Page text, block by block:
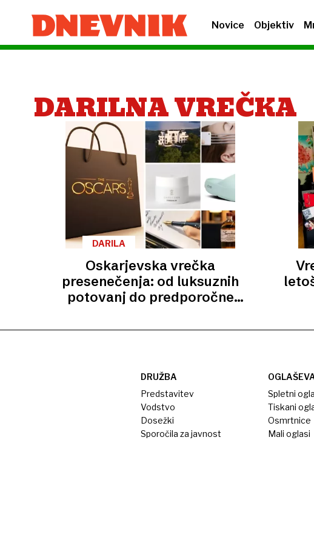
Novice Objektiv
DARILNA VREČKA
DARILA
Oskarjevska vrečka
presenečenja: od luksuznih
potovanj do predporočne
DRUŽBA
Predstavitev
Vodstvo
Dosežki
Sporočila za javnost
Spletni
Tiskani
Osmrtnice
Mali oglasi